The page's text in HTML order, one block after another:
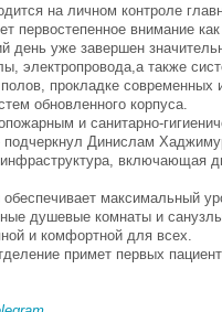
на личном контроле
первостепенное внимание
день уже завершен
электропровода,а также
прокладке
обновленного корпуса.
и санитарно-
Динислам
включающая
максимальный
душевые комнаты и
и комфортной для всех.
примет первых